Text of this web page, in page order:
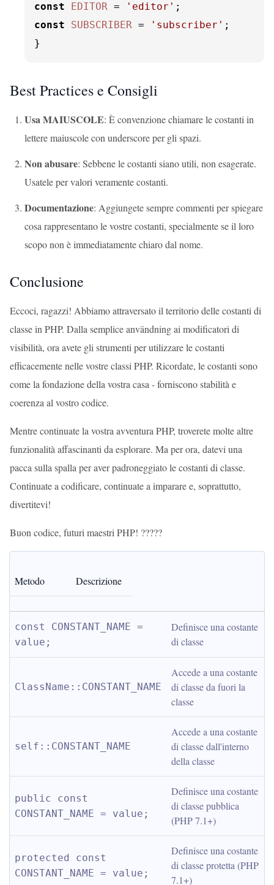
const
EDITOR = 'editor'
const
SUBSCRIBER = 'subscriber' ;
}
Best Practices e Consigli
Usa MAIUSCOLE: È convenzione chiamare le costanti in
lettere maiuscole con underscore per gli spazi.
Non abusare: Sebbene le costanti siano utili, non esagerate.
Usatele per valori veramente costanti.
Documentazione: Aggiungete sempre commenti per spiegare
cosa rappresentano le vostre costanti, specialmente se il loro
scopo non è immediatamente chiaro dal nome.
Conclusione
Eccoci, ragazzi! Abbiamo attraversato il territorio delle costanti di
classe in PHP. Dalla semplice användning ai modificatori di
visibilità, ora avete gli strumenti per utilizzare le costanti
efficacemente nelle vostre classi PHP. Ricordate, le costanti sono
come la fondazione della vostra casa - forniscono stabilità e
coerenza al vostro codice.
Mentre continuate la vostra avventura PHP, troverete molte altre
funzionalità affascinanti da esplorare. Ma per ora, datevi una
pacca sulla spalla per aver padroneggiato le costanti di classe.
Continuate a codificare, continuate a imparare e, soprattutto,
divertitevi!
Buon codice, futuri maestri PHP! ??‍??‍?
Metodo Descrizione
const CONSTANT_NAME =
value;
Definisce una costante
di classe
ClassName::CONSTANT_NAME
Accede a una costante
di classe da fuori la
classe
self::CONSTANT_NAME
Accede a una costante
di classe dall'interno
della classe
public const
CONSTANT_NAME = value;
Definisce una costante
di classe pubblica
(PHP 7.1+)
protected const
CONSTANT_NAME = value;
Definisce una costante
di classe protetta (PHP
7.1+)